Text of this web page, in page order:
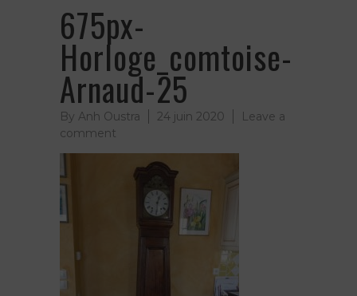
675px-
Horloge_comtoise-
Arnaud-25
By Anh Oustra 24 juin 2020
Leave a
commenton
Horloge_comtoise-
Arnaud-